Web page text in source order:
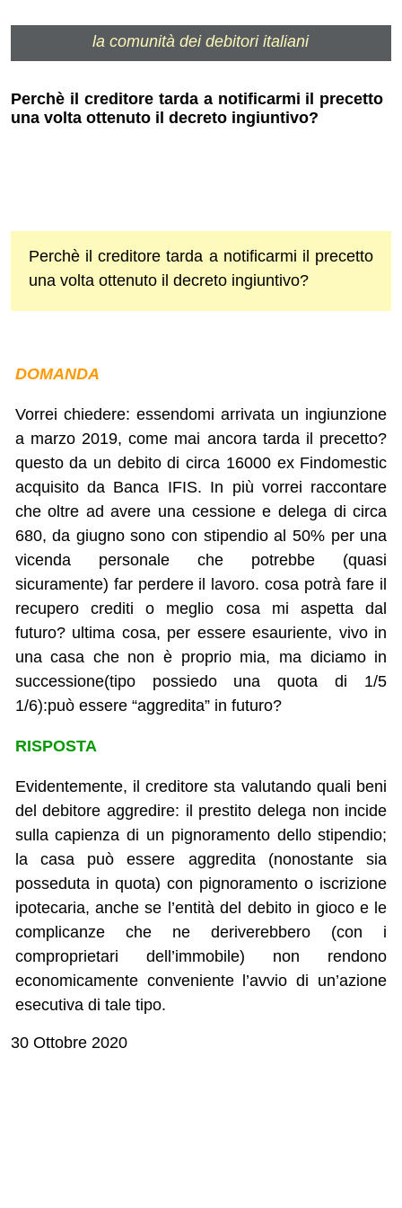
la comunità dei debitori italiani
Perchè il creditore tarda a notificarmi il precetto
una volta ottenuto il decreto ingiuntivo?
Perchè il creditore tarda a notificarmi il precetto
una volta ottenuto il decreto ingiuntivo?
DOMANDA
Vorrei chiedere: essendomi arrivata un ingiunzione
a marzo 2019, come mai ancora tarda il precetto?
questo da un debito di circa 16000 ex Findomestic
acquisito da Banca IFIS. In più vorrei raccontare
che oltre ad avere una cessione e delega di circa
680, da giugno sono con stipendio al 50% per una
vicenda personale che potrebbe (quasi
sicuramente) far perdere il lavoro. cosa potrà fare il
recupero crediti o meglio cosa mi aspetta dal
futuro? ultima cosa, per essere esauriente, vivo in
una casa che non è proprio mia, ma diciamo in
successione(tipo possiedo una quota di 1/5
1/6):può essere “aggredita” in futuro?
RISPOSTA
Evidentemente, il creditore sta valutando quali beni
del debitore aggredire: il prestito delega non incide
sulla capienza di un pignoramento dello stipendio;
la casa può essere aggredita (nonostante sia
posseduta in quota) con pignoramento o iscrizione
ipotecaria, anche se l’entità del debito in gioco e le
complicanze che ne deriverebbero (con i
comproprietari dell’immobile) non rendono
economicamente conveniente l’avvio di un’azione
esecutiva di tale tipo.
30 Ottobre 2020